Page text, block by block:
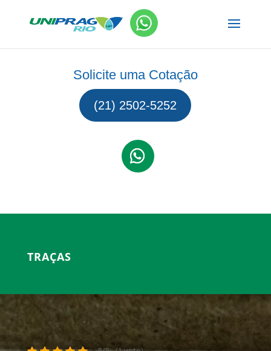
Solicite uma Cotação
(21) 2502-5252
TRAÇAS